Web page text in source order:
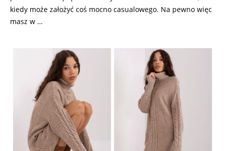
kiedy może założyć coś mocno casualowego. Na pewno więc
masz w …